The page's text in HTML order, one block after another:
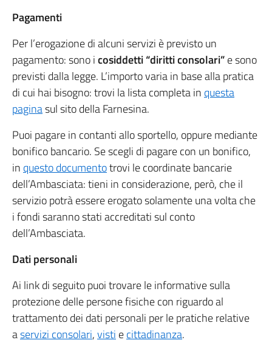
Pagamenti
Per l’erogazione di alcuni servizi è previsto un
pagamento: sono icosiddetti “diritti consolari”e sono
previsti dalla legge. L’importo varia in base alla pratica
di cui hai bisogno: trovi la lista completa in questa
paginasul sito della Farnesina.
Puoi pagare in contanti allo sportello, oppure mediante
bonifico bancario. Se scegli di pagare con un bonifico,
in questo documentotrovi le coordinate bancarie
dell’Ambasciata: tieni in considerazione, però, che il
servizio potrà essere erogato solamente una volta che
i fondi saranno stati accreditati sul conto
dell’Ambasciata.
Dati personali
Ai link di seguito puoi trovare le informative sulla
protezione delle persone fisiche con riguardo al
trattamento dei dati personali per le pratiche relative
aservizi consolari,visti ecittadinanza.